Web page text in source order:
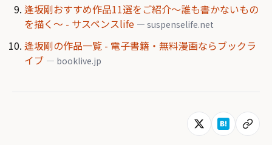
逢坂剛おすすめ作品11選をご紹介～誰も書かないもの
を描く～ - サスペンスlife — suspenselife.net
逢坂剛の作品一覧 - 電子書籍・無料漫画ならブックラ
イブ — booklive.jp